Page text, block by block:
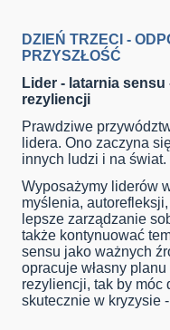
DZIEŃ TRZECI -
PRZYSZŁOŚĆ
Lider - latarnia sensu
rezyliencji
Prawdziwe
lidera. Ono zaczyna
innych ludzi i na świat.
Wyposażymy liderów
myślenia,
lepsze zarządzanie
także kontynuować
sensu jako ważnych
opracuje własny
rezyliencji, tak by móc
skutecznie w kryzysie